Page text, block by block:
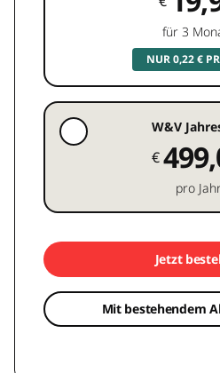
für 3
NUR 0,22 €
W&V
€
pro
Jetzt
Mit bestehendem